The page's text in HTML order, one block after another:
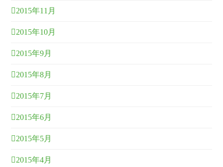
2015年11月
2015年10月
2015年9月
2015年8月
2015年7月
2015年6月
2015年5月
2015年4月